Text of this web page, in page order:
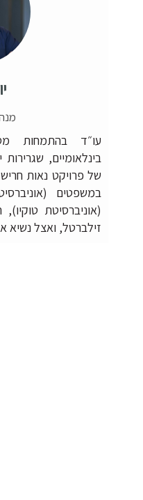
עו״ד בהתמחות
בינלאומיים,
(אוניברסיטת
זילברטל, ואצל נשיא